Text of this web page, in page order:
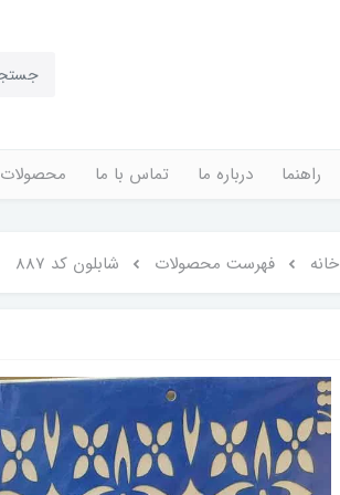
راهنما درباره ما تماس با ما محصولات
خانه فهرست محصولات شابلون کد 887